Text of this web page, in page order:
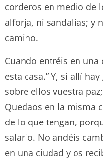
corderos en medio de
alforja, ni sandalias; y
camino.
Cuando entréis en una
esta casa.” Y, si allí
sobre ellos vuestra
Quedaos en la misma
de lo que tengan,
salario. No andéis
en una ciudad y os